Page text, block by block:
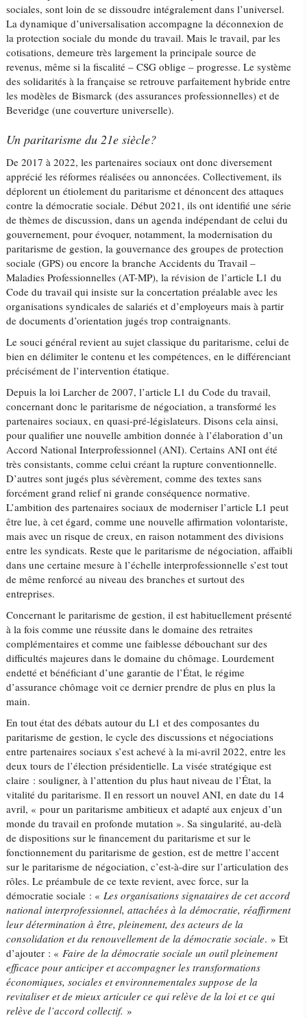
sociales, sont loin de se dissoudre intégralement dans l’universel.
La dynamique d’universalisation accompagne la déconnexion de
la protection sociale du monde du travail. Mais le travail, par les
cotisations, demeure très largement la principale source de
revenus, même si la fiscalité – CSG oblige – progresse. Le système
des solidarités à la française se retrouve parfaitement hybride entre
les modèles de Bismarck (des assurances professionnelles) et de
Beveridge (une couverture universelle).
Un paritarisme du 21e siècle?
De 2017 à 2022, les partenaires sociaux ont donc diversement
apprécié les réformes réalisées ou annoncées. Collectivement, ils
déplorent un étiolement du paritarisme et dénoncent des attaques
contre la démocratie sociale. Début 2021, ils ont identifié une série
de thèmes de discussion, dans un agenda indépendant de celui du
gouvernement, pour évoquer, notamment, la modernisation du
paritarisme de gestion, la gouvernance des groupes de protection
sociale (GPS) ou encore la branche Accidents du Travail –
Maladies Professionnelles (AT-MP), la révision de l’article L1 du
Code du travail qui insiste sur la concertation préalable avec les
organisations syndicales de salariés et d’employeurs mais à partir
de documents d’orientation jugés trop contraignants.
Le souci général revient au sujet classique du paritarisme, celui de
bien en délimiter le contenu et les compétences, en le différenciant
précisément de l’intervention étatique.
Depuis la loi Larcher de 2007, l’article L1 du Code du travail,
concernant donc le paritarisme de négociation, a transformé les
partenaires sociaux, en quasi-pré-législateurs. Disons cela ainsi,
pour qualifier une nouvelle ambition donnée à l’élaboration d’un
Accord National Interprofessionnel (ANI). Certains ANI ont été
très consistants, comme celui créant la rupture conventionnelle.
D’autres sont jugés plus sévèrement, comme des textes sans
forcément grand relief ni grande conséquence normative.
L’ambition des partenaires sociaux de moderniser l’article L1 peut
être lue, à cet égard, comme une nouvelle affirmation volontariste,
mais avec un risque de creux, en raison notamment des divisions
entre les syndicats. Reste que le paritarisme de négociation, affaibli
dans une certaine mesure à l’échelle interprofessionnelle s’est tout
de même renforcé au niveau des branches et surtout des
entreprises.
Concernant le paritarisme de gestion, il est habituellement présenté
à la fois comme une réussite dans le domaine des retraites
complémentaires et comme une faiblesse débouchant sur des
difficultés majeures dans le domaine du chômage. Lourdement
endetté et bénéficiant d’une garantie de l’État, le régime
d’assurance chômage voit ce dernier prendre de plus en plus la
main.
En tout état des débats autour du L1 et des composantes du
paritarisme de gestion, le cycle des discussions et négociations
entre partenaires sociaux s’est achevé à la mi-avril 2022, entre les
deux tours de l’élection présidentielle. La visée stratégique est
claire : souligner, à l’attention du plus haut niveau de l’État, la
vitalité du paritarisme. Il en ressort un nouvel ANI, en date du 14
avril, « pour un paritarisme ambitieux et adapté aux enjeux d’un
monde du travail en profonde mutation ». Sa singularité, au-delà
de dispositions sur le financement du paritarisme et sur le
fonctionnement du paritarisme de gestion, est de mettre l’accent
sur le paritarisme de négociation, c’est-à-dire sur l’articulation des
rôles. Le préambule de ce texte revient, avec force, sur la
démocratie sociale : «Les organisations signataires de cet accord
national interprofessionnel, attachées à la démocratie, réaffirment
leur détermination à être, pleinement, des acteurs de la
consolidation et du renouvellement de la démocratie sociale. » Et
d’ajouter : «Faire de la démocratie sociale un outil pleinement
efficace pour anticiper et accompagner les transformations
économiques, sociales et environnementales suppose de la
revitaliser et de mieux articuler ce qui relève de la loi et ce qui
relève de l’accord collectif. »